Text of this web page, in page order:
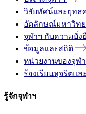
วิสัยทัศน์และยุทธ
อัตลักษณ์มหาวิทย
จุฬาฯ กับความยั่ง
ข้อมูลและสถิติ
หน่วยงานของจุฬ
ร้องเรียนทุจริตแ
รู้จักจุฬาฯ